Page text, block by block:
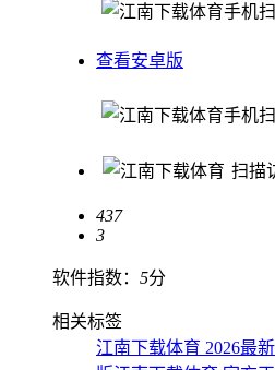
手机
查看安卓版
手机
扫描
437
3
软件指数： 5分
相关标签
江南下载体育 2026最